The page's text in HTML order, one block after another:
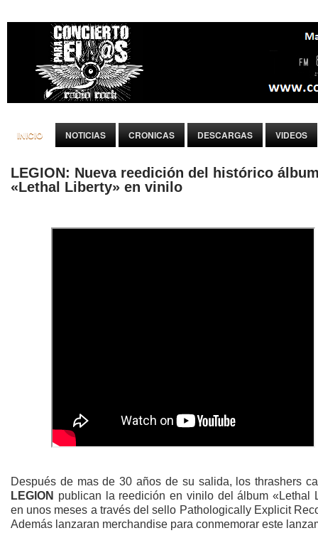
INICIO NOTICIAS CRONICAS DESCARGAS VIDEOS
LEGION: Nueva reedición del histórico
«Lethal Liberty» en vinilo
Después de mas de 30 años de su salida, los thrashers
LEGION publican la reedición en vinilo del álbum «Lethal
en unos meses a través del sello Pathologically Explicit
Además lanzaran merchandise para conmemorar este